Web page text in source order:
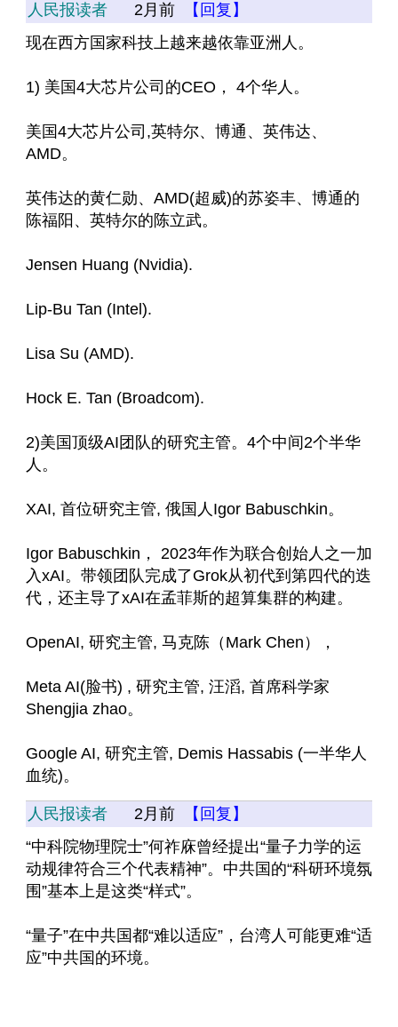
人民报读者 2月前
【回复】
现在西方国家科技上越来越依靠亚洲人。
1) 美国4大芯片公司的CEO， 4个华人。
美国4大芯片公司,英特尔、博通、英伟达、
AMD。
英伟达的黄仁勋、AMD(超威)的苏姿丰、博通的
陈福阳、英特尔的陈立武。
Jensen Huang (Nvidia).
Lip-Bu Tan (Intel).
Lisa Su (AMD).
Hock E. Tan (Broadcom).
2)美国顶级AI团队的研究主管。4个中间2个半华
人。
XAI, 首位研究主管, 俄国人Igor Babuschkin。
Igor Babuschkin， 2023年作为联合创始人之一加
入xAI。带领团队完成了Grok从初代到第四代的迭
代，还主导了xAI在孟菲斯的超算集群的构建。
OpenAI, 研究主管, 马克陈（Mark Chen），
Meta AI(脸书) , 研究主管, 汪滔, 首席科学家
Shengjia zhao。
Google AI, 研究主管, Demis Hassabis (一半华人
血统)。
人民报读者 2月前
【回复】
“中科院物理院士”何祚庥曾经提出“量子力学的运
动规律符合三个代表精神”。中共国的“科研环境氛
围”基本上是这类“样式”。
“量子”在中共国都“难以适应”，台湾人可能更难“适
应”中共国的环境。